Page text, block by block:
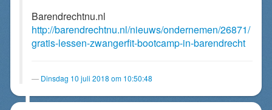
Barendrechtnu.nl
http://barendrechtnu.nl/nieuws/ondernemen/26871/
gratis-lessen-zwangerfit-bootcamp-in-barendrecht
Dinsdag 10 juli 2018 om 10:50:48